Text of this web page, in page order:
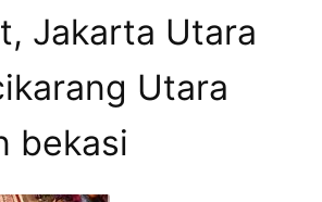
Jakarta Utara
Utara
bekasi